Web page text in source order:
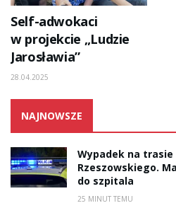
Self-adwokaci
w projekcie „Ludzie
Jarosławia”
28.04.2025
NAJNOWSZE
Wypadek na trasie
Rzeszowskiego.
do szpitala
25 MINUT TEMU